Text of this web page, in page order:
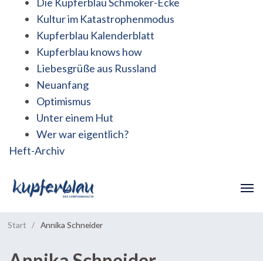
Kultur im Katastrophenmodus
Kupferblau Kalenderblatt
Kupferblau knows how
Liebesgrüße aus Russland
Neuanfang
Optimismus
Unter einem Hut
Wer war eigentlich?
Heft-Archiv
Start / Annika Schneider